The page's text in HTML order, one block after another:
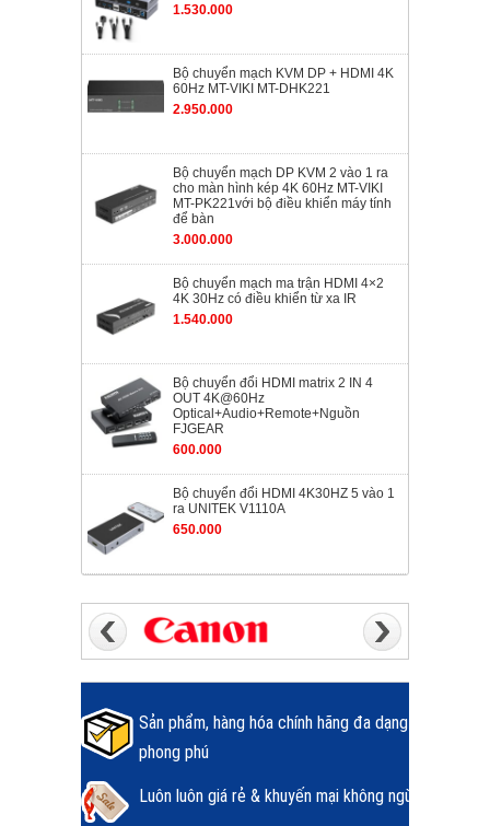
1.530.000
Bộ chuyển mạch KVM DP + HDMI 4K
60Hz MT-VIKI MT-DHK221
2.950.000
Bộ chuyển mạch DP KVM 2 vào 1 ra
cho màn hình kép 4K 60Hz MT-VIKI
MT-PK221với bộ điều khiển máy tính
để bàn
3.000.000
Bộ chuyển mạch ma trận HDMI 4×2
4K 30Hz có điều khiển từ xa IR
1.540.000
Bộ chuyển đổi HDMI matrix 2 IN 4
OUT 4K@60Hz
Optical+Audio+Remote+Nguồn
FJGEAR
600.000
Bộ chuyển đổi HDMI 4K30HZ 5 vào 1
ra UNITEK V1110A
650.000
Sản phẩm, hàng hóa chính hãng đa dạng
phong phú
Luôn luôn giá rẻ & khuyến mại không ngừng.